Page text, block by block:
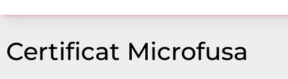
Certificat Microfusa